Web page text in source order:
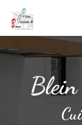
contenu
principal